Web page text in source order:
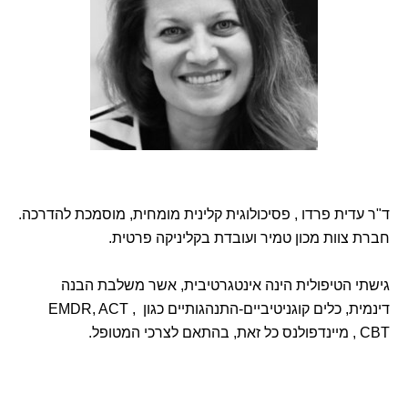
ד"ר עדית פרדו , פסיכולוגית קלינית מומחית, מוסמכת להדרכה.
חברת צוות מכון טמיר ועובדת בקליניקה פרטית.
גישתי הטיפולית הינה אינטגרטיבית, אשר משלבת הבנה
דינמית, כלים קוגניטיביים-התנהגותיים כגון EMDR, ACT ,
CBT , מיינדפולנס כל זאת, בהתאם לצרכי המטופל.